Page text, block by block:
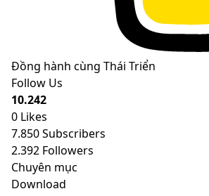
Đồng hành cùng Thái Triển
Follow Us
10.242
0 Likes
7.850Subscribers
2.392 Followers
Chuyên mục
Download